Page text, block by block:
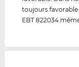
toujours
EBT 822034